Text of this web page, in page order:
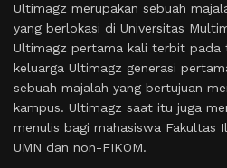
Ultimagz merupakan sebuah
yang berlokasi di Universitas
Ultimagz pertama kali terbit pada
keluarga Ultimagz generasi
sebuah majalah yang bertujuan
kampus. Ultimagz saat itu juga
menulis bagi mahasiswa Fakultas
UMN dan non-FIKOM.